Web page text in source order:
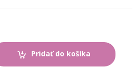
Pridať do košíka